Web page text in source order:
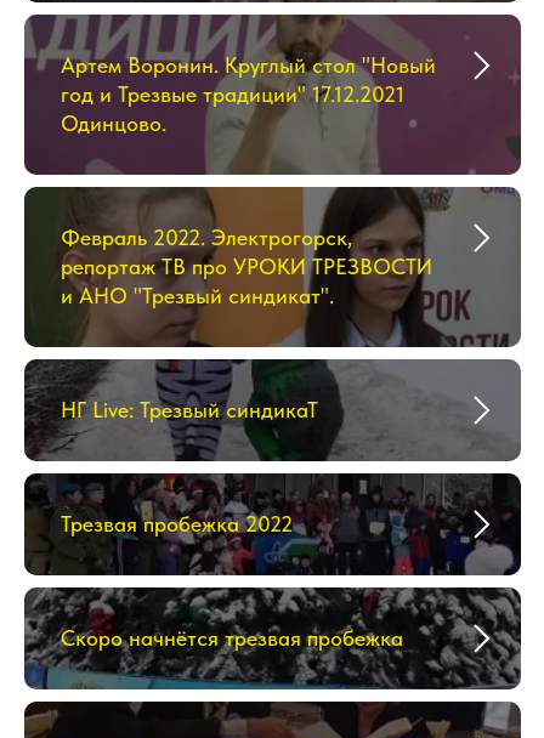
Артем Воронин. Круглый стол "Новый
год и Трезвые традиции" 17.12.2021
Одинцово.
Февраль 2022. Электрогорск,
репортаж ТВ про УРОКИ ТРЕЗВОСТИ
и АНО "Трезвый синдикат".
НГ Live: Трезвый синдикаТ
Трезвая пробежка 2022
Скоро начнётся трезвая пробежка